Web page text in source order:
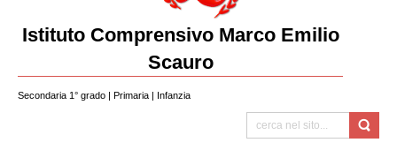
Istituto Comprensivo Marco Emilio
Scauro
Secondaria 1° grado | Primaria | Infanzia